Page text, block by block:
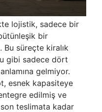
lojistik, sadece bir
bir
süreçte kiralık
gibi sadece dört
gelmiyor.
esnek kapasiteye
edilmiş ve
son teslimata kadar